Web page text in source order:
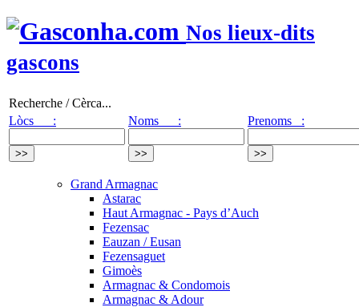
Nos lieux-dits
gascons
Recherche / Cèrca...
Lòcs :
Noms : Prenoms :
Grand Armagnac
Astarac
Haut Armagnac - Pays d’Auch
Fezensac
Eauzan / Eusan
Fezensaguet
Gimoès
Armagnac & Condomois
Armagnac & Adour